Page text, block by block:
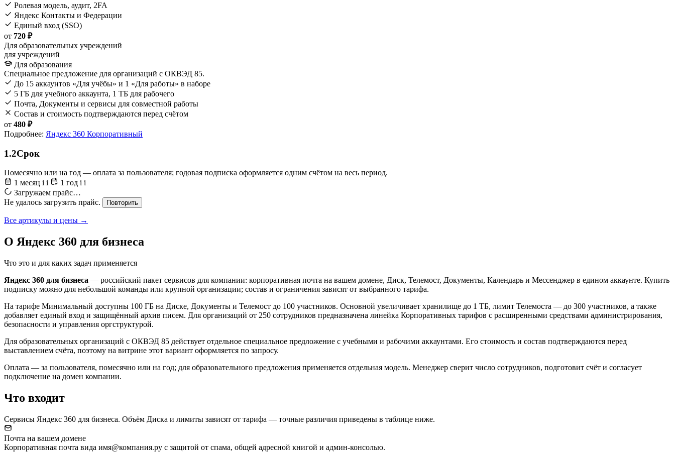
Ролевая модель, аудит, 2FA
Яндекс Контакты и Федерации
Единый вход (SSO)
от 720 ₽
Для образовательных учреждений
для учреждений
Для образования
Специальное предложение для организаций с ОКВЭД 85.
До 15 аккаунтов «Для учёбы» и 1 «Для работы» в наборе
5 ГБ для учебного аккаунта, 1 ТБ для рабочего
Почта, Документы и сервисы для совместной работы
Состав и стоимость подтверждаются перед счётом
от 480 ₽
Подробнее: Яндекс 360 Корпоративный
1.2Срок
Помесячно или на год — оплата за пользователя; годовая подписка оформляется одним счётом на весь период.
1 месяц i i 1 год i i
Загружаем прайс…
Не удалось загрузить прайс.
Повторить
Все артикулы и цены →
О Яндекс 360 для бизнеса
Что это и для каких задач применяется
Яндекс 360 для бизнеса — российский пакет сервисов для компании: корпоративная почта на вашем домене, Диск, Телемост, Документы, Календарь и Мессенджер в едином аккаунте. Купить
подписку можно для небольшой команды или крупной организации; состав и ограничения зависят от выбранного тарифа.
На тарифе Минимальный доступны 100 ГБ на Диске, Документы и Телемост до 100 участников. Основной увеличивает хранилище до 1 ТБ, лимит Телемоста — до 300 участников, а также
добавляет единый вход и защищённый архив писем. Для организаций от 250 сотрудников предназначена линейка Корпоративных тарифов с расширенными средствами администрирования,
безопасности и управления оргструктурой.
Для образовательных организаций с ОКВЭД 85 действует отдельное специальное предложение с учебными и рабочими аккаунтами. Его стоимость и состав подтверждаются перед
выставлением счёта, поэтому на витрине этот вариант оформляется по запросу.
Оплата — за пользователя, помесячно или на год; для образовательного предложения применяется отдельная модель. Менеджер сверит число сотрудников, подготовит счёт и согласует
подключение на домен компании.
Что входит
Сервисы Яндекс 360 для бизнеса. Объём Диска и лимиты зависят от тарифа — точные различия приведены в таблице ниже.
Почта на вашем домене
Корпоративная почта вида имя@компания.ру с защитой от спама, общей адресной книгой и админ-консолью.